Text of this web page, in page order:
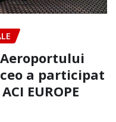
a participat
EUROPE